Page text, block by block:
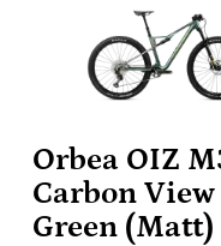
Orbea OIZ
Carbon
Green (Matt)